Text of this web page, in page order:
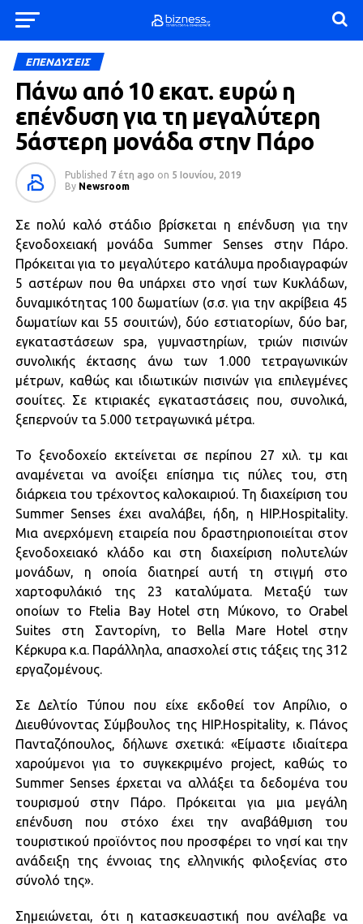
ΕΠΕΝΔΥΣΕΙΣ
Πάνω από 10 εκατ. ευρώ η
επένδυση για τη μεγαλύτερη
5άστερη μονάδα στην Πάρο
Published 7 έτη ago on 5 Ιουνίου, 2019
By Newsroom
Σε πολύ καλό στάδιο βρίσκεται η επένδυση για την
ξενοδοχειακή μονάδα Summer Senses στην Πάρο.
Πρόκειται για το μεγαλύτερο κατάλυμα προδιαγραφών
5 αστέρων που θα υπάρχει στο νησί των Κυκλάδων,
δυναμικότητας 100 δωματίων (σ.σ. για την ακρίβεια 45
δωματίων και 55 σουιτών), δύο εστιατορίων, δύο bar,
εγκαταστάσεων spa, γυμναστηρίων, τριών πισινών
συνολικής έκτασης άνω των 1.000 τετραγωνικών
μέτρων, καθώς και ιδιωτικών πισινών για επιλεγμένες
σουίτες. Σε κτιριακές εγκαταστάσεις που, συνολικά,
ξεπερνούν τα 5.000 τετραγωνικά μέτρα.
Το ξενοδοχείο εκτείνεται σε περίπου 27 χιλ. τμ και
αναμένεται να ανοίξει επίσημα τις πύλες του, στη
διάρκεια του τρέχοντος καλοκαιριού. Τη διαχείριση του
Summer Senses έχει αναλάβει, ήδη, η HIP.Hospitality.
Μια ανερχόμενη εταιρεία που δραστηριοποιείται στον
ξενοδοχειακό κλάδο και στη διαχείριση πολυτελών
μονάδων, η οποία διατηρεί αυτή τη στιγμή στο
χαρτοφυλάκιό της 23 καταλύματα. Μεταξύ των
οποίων το Ftelia Bay Hotel στη Μύκονο, το Orabel
Suites στη Σαντορίνη, το Bella Mare Hotel στην
Κέρκυρα κ.α. Παράλληλα, απασχολεί στις τάξεις της 312
εργαζομένους.
Σε Δελτίο Τύπου που είχε εκδοθεί τον Απρίλιο, ο
Διευθύνοντας Σύμβουλος της HIP.Hospitality, κ. Πάνος
Πανταζόπουλος, δήλωνε σχετικά: «Είμαστε ιδιαίτερα
χαρούμενοι για το συγκεκριμένο project, καθώς το
Summer Senses έρχεται να αλλάξει τα δεδομένα του
τουρισμού στην Πάρο. Πρόκειται για μια μεγάλη
επένδυση που στόχο έχει την αναβάθμιση του
τουριστικού προϊόντος που προσφέρει το νησί και την
ανάδειξη της έννοιας της ελληνικής φιλοξενίας στο
σύνολό της».
Σημειώνεται, ότι η κατασκευαστική που ανέλαβε να